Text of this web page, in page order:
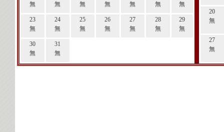
無
無
無
無
無
無
無
23
無
24
無
25
無
26
無
27
無
28
無
29
無
30
無
31
無
20
無
27
無